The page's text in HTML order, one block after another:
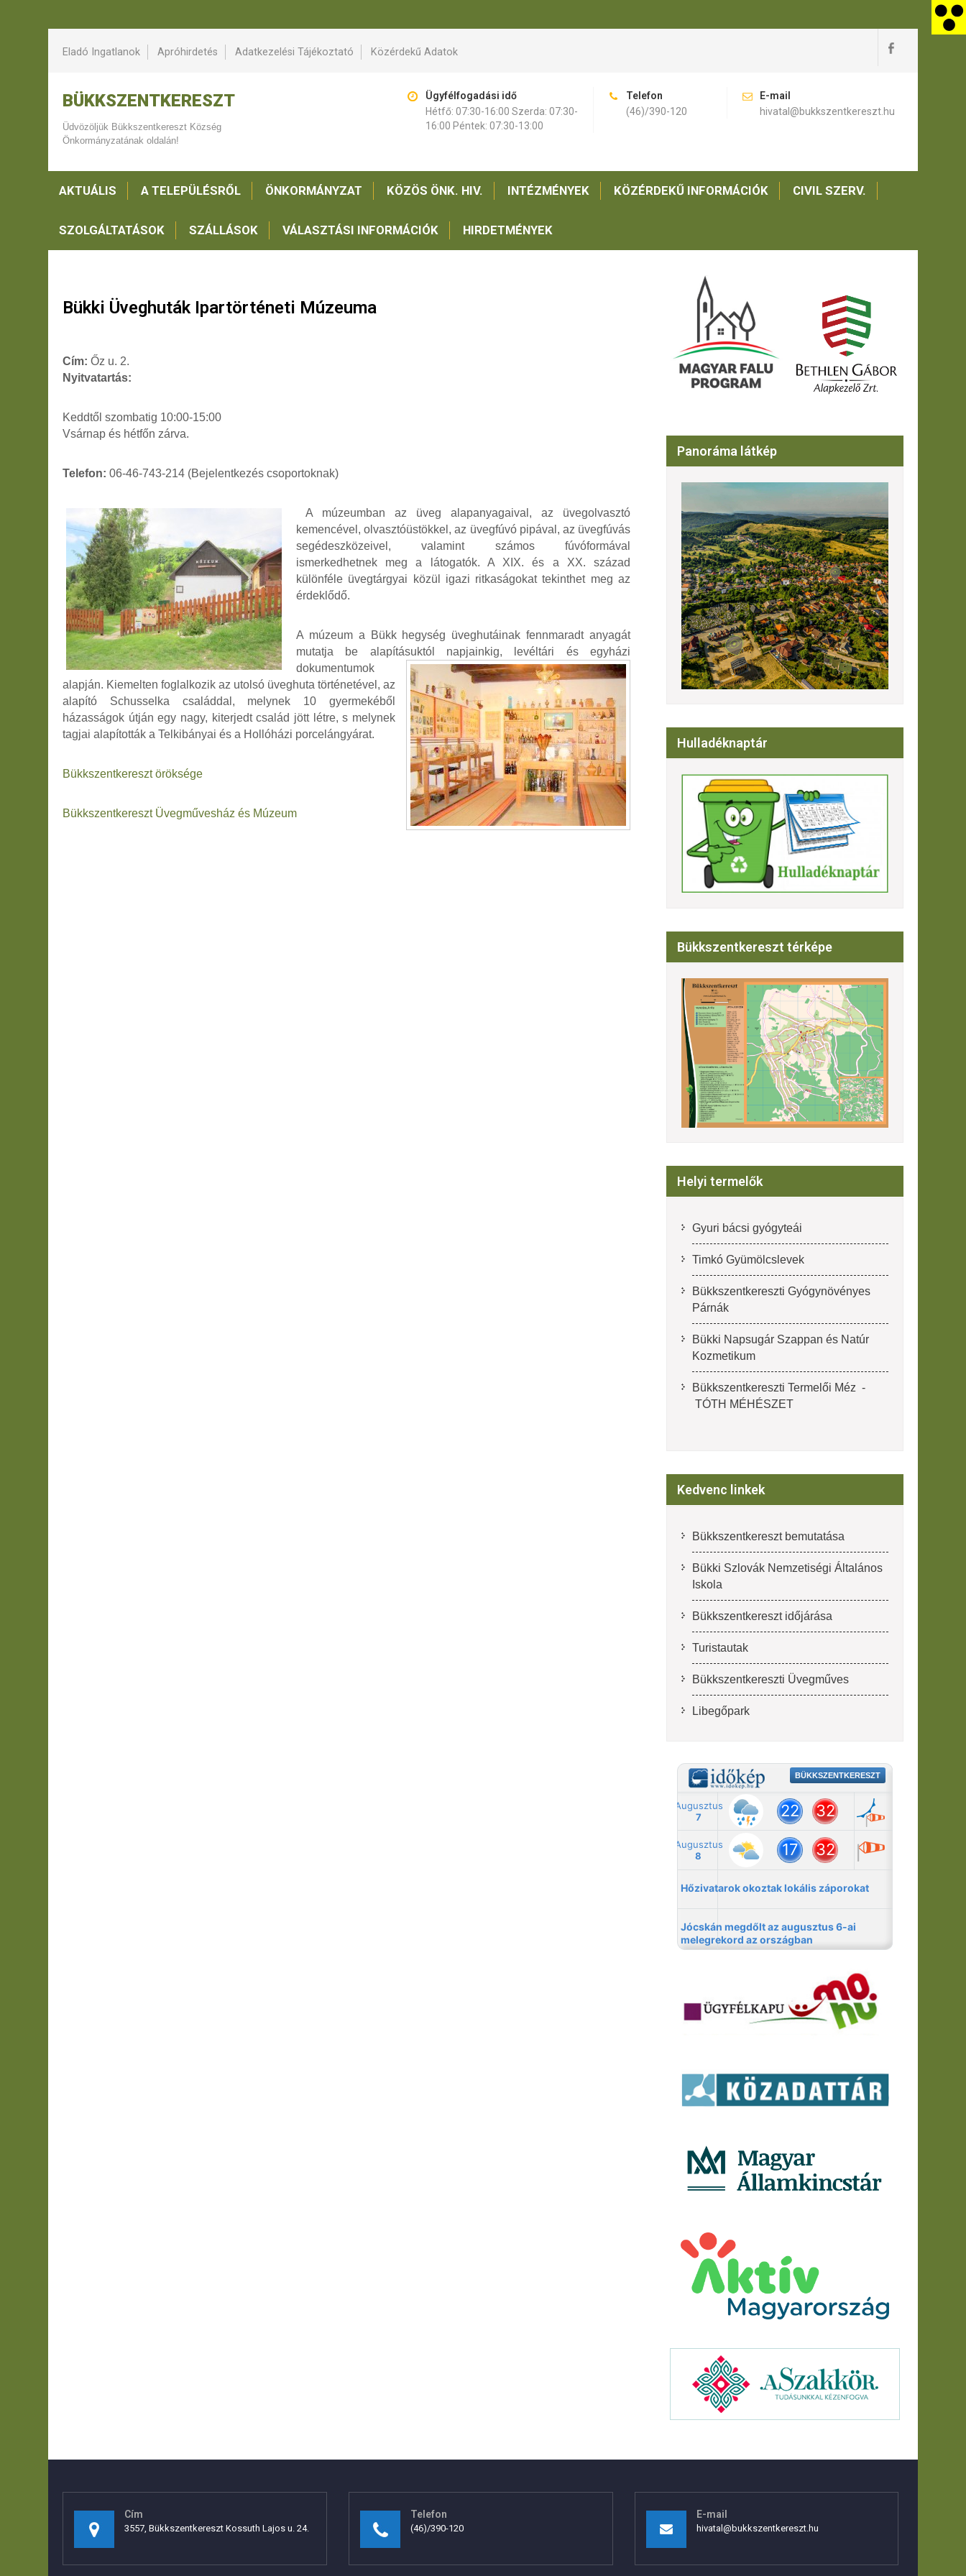
Eladó Ingatlanok Apróhirdetés Adatkezelési Tájékoztató Közérdekű Adatok
BÜKKSZENTKERESZT
Üdvözöljük Bükkszentkereszt Község
Önkormányzatának oldalán!
Ügyfélfogadási idő
Hétfő: 07:30-16:00 Szerda: 07:30-
16:00 Péntek: 07:30-13:00
Telefon
(46)/390-120
E-mail
hivatal@bukkszentkereszt.hu
AKTUÁLIS A TELEPÜLÉSRŐL ÖNKORMÁNYZAT KÖZÖS ÖNK. HIV. INTÉZMÉNYEK KÖZÉRDEKŰ INFORMÁCIÓK CIVIL SZERV.
SZOLGÁLTATÁSOK SZÁLLÁSOK VÁLASZTÁSI INFORMÁCIÓK HIRDETMÉNYEK
Bükki Üveghuták Ipartörténeti Múzeuma
Cím: Őz u. 2.
Nyitvatartás:
Keddtől szombatig 10:00-15:00
Vsárnap és hétfőn zárva.
Telefon: 06-46-743-214 (Bejelentkezés csoportoknak)
A múzeumban az üveg alapanyagaival, az üvegolvasztó
kemencével, olvasztóüstökkel, az üvegfúvó pipával, az üvegfúvás
segédeszközeivel, valamint számos fúvóformával
ismerkedhetnek meg a látogatók. A XIX. és a XX. század
különféle üvegtárgyai közül igazi ritkaságokat tekinthet meg az
érdeklődő.
A múzeum a Bükk hegység üveghutáinak fennmaradt anyagát
mutatja be alapításuktól napjainkig, levéltári és egyházi
dokumentumok
alapján. Kiemelten foglalkozik az utolsó üveghuta történetével, az
alapító Schusselka családdal, melynek 10 gyermekéből
házasságok útján egy nagy, kiterjedt család jött létre, s melynek
tagjai alapították a Telkibányai és a Hollóházi porcelángyárat.
Bükkszentkereszt öröksége
Bükkszentkereszt Üvegművesház és Múzeum
Panoráma látkép
Hulladéknaptár
Bükkszentkereszt térképe
Helyi termelők
Gyuri bácsi gyógyteái
Timkó Gyümölcslevek
Bükkszentkereszti Gyógynövényes
Párnák
Bükki Napsugár Szappan és Natúr
Kozmetikum
Bükkszentkereszti Termelői Méz -
TÓTH MÉHÉSZET
Kedvenc linkek
Bükkszentkereszt bemutatása
Bükki Szlovák Nemzetiségi Általános
Iskola
Bükkszentkereszt időjárása
Turistautak
Bükkszentkereszti Üvegműves
Libegőpark
Cím
3557, Bükkszentkereszt Kossuth Lajos u. 24.
Telefon
(46)/390-120
E-mail
hivatal@bukkszentkereszt.hu